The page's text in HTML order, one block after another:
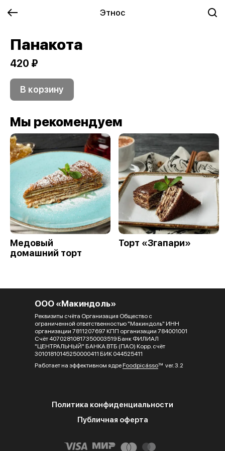
Этнос
Панакота
420 ₽
В корзину
Мы рекомендуем
Медовый
домашний торт
Торт «Згапари»
ООО «Макиндоль»
Реквизиты счёта Организация Общество с
ограниченной ответственностью "Макиндоль" ИНН
организации 7811207697 КПП организации 784001001
Счёт 40702810817350003519 Банк ФИЛИАЛ
"ЦЕНТРАЛЬНЫЙ" БАНКА ВТБ (ПАО) Корр. счёт
30101810145250000411 БИК 044525411
Работает на эффективном ядреFoodpicássover. 3.2
Политика конфиденциальности
Публичная оферта